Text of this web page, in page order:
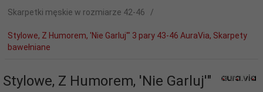
Skarpetki męskie w rozmiarze 42-46
Stylowe, Z Humorem, 'Nie Garluj'" 3 pary 43-46 AuraVia, Skarpety
bawełniane
Stylowe, Z Humorem, 'Nie Garluj'"